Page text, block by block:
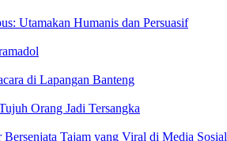
Utamakan Humanis dan Persuasif
di Lapangan Banteng
Orang Jadi Tersangka
Tajam yang Viral di Media Sosial